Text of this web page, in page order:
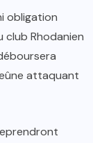
obligation
club Rhodanien
attaquant